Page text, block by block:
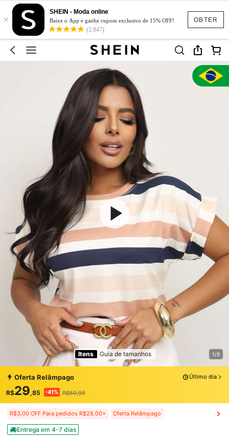
OBTER
×
SHEIN - Moda online
Baixe o App e ganhe cupom exclusivo de 15% OFF!
(2,847)
Itens Guia de tamanhos 1/9
Oferta Relâmpago Último dia
R$29,85 -41% R$50,99
R$3,00 OFF Para pedidos R$28,00+ Oferta Relâmpago
Entrega em 4-7 dias